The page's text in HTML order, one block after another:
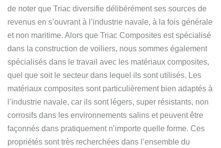
de noter que Triac diversifie délibérément ses sources de
revenus en s’ouvrant à l’industrie navale, à la fois générale
et non maritime. Alors que Triac Composites est spécialisé
dans la construction de voiliers, nous sommes également
spécialisés dans le travail avec les matériaux composites,
quel que soit le secteur dans lequel ils sont utilisés. Les
matériaux composites sont particulièrement bien adaptés à
l’industrie navale, car ils sont légers, super résistants, non
corrosifs dans les environnements salins et peuvent être
façonnés dans pratiquement n’importe quelle forme. Ces
propriétés sont très recherchées dans l’ensemble du